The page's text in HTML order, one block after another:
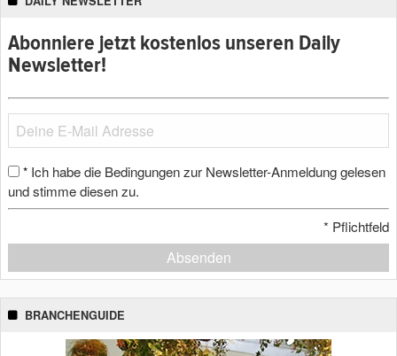
Abonniere jetzt kostenlos unseren Daily
Newsletter!
* Ich habe die Bedingungen zur Newsletter-Anmeldung gelesen
und stimme diesen zu.
* Pflichtfeld
Absenden
BRANCHENGUIDE